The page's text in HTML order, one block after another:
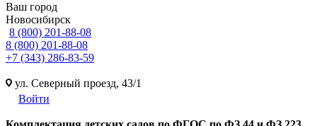
Ваш город
Новосибирск
8 (800) 201-88-08
8 (800) 201-88-08
+7 (343) 286-83-59
ул. Северный проезд, 43/1
Войти